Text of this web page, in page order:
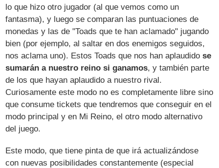
lo que hizo otro jugador (al que vemos como un
fantasma), y luego se comparan las puntuaciones de
monedas y las de "Toads que te han aclamado" jugando
bien (por ejemplo, al saltar en dos enemigos seguidos,
nos aclama uno). Estos Toads que nos han aplaudidose
sumarán a nuestro reino si ganamos, y también parte
de los que hayan aplaudido a nuestro rival.
Curiosamente este modo no es completamente libre sino
que consume tickets que tendremos que conseguir en el
modo principal y en Mi Reino, el otro modo alternativo
del juego.
Este modo, que tiene pinta de que irá actualizándose
con nuevas posibilidades constantemente (especial